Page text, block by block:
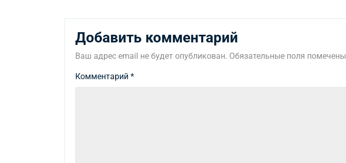
Добавить комментарий
Ваш адрес email не будет опубликован. Обязательные поля помечены
Комментарий *